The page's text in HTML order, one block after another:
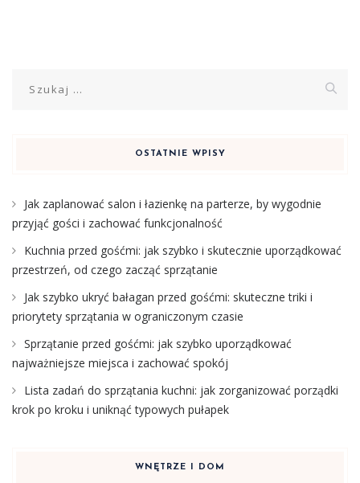
OSTATNIE WPISY
Jak zaplanować salon i łazienkę na parterze, by wygodnie
przyjąć gości i zachować funkcjonalność
Kuchnia przed gośćmi: jak szybko i skutecznie uporządkować
przestrzeń, od czego zacząć sprzątanie
Jak szybko ukryć bałagan przed gośćmi: skuteczne triki i
priorytety sprzątania w ograniczonym czasie
Sprzątanie przed gośćmi: jak szybko uporządkować
najważniejsze miejsca i zachować spokój
Lista zadań do sprzątania kuchni: jak zorganizować porządki
krok po kroku i uniknąć typowych pułapek
WNĘTRZE I DOM